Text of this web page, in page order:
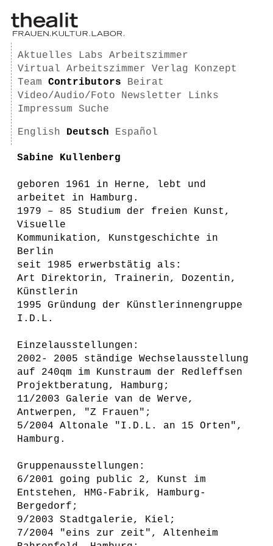
Aktuelles Labs
Arbeitszimmer
Virtual Arbeitszimmer
Verlag
Konzept
Team
Contributors
Beirat
Video/Audio/Foto
Newsletter
Links
Impressum
Suche
English Deutsch Español
Sabine Kullenberg
geboren 1961 in Herne, lebt und
arbeitet in Hamburg.
1979 – 85 Studium der freien Kunst,
Visuelle
Kommunikation, Kunstgeschichte in
Berlin
seit 1985 erwerbstätig als:
Art Direktorin, Trainerin, Dozentin,
Künstlerin
1995 Gründung der Künstlerinnengruppe
I.D.L.
Einzelausstellungen:
2002- 2005 ständige Wechselausstellung
auf 240qm im Kunstraum der Redleffsen
Projektberatung, Hamburg;
11/2003 Galerie van de Werve,
Antwerpen, "Z Frauen";
5/2004 Altonale "I.D.L. an 15 Orten",
Hamburg.
Gruppenausstellungen:
6/2001 going public 2, Kunst im
Entstehen, HMG-Fabrik, Hamburg-
Bergedorf;
9/2003 Stadtgalerie, Kiel;
7/2004 "eins zur zeit", Altenheim